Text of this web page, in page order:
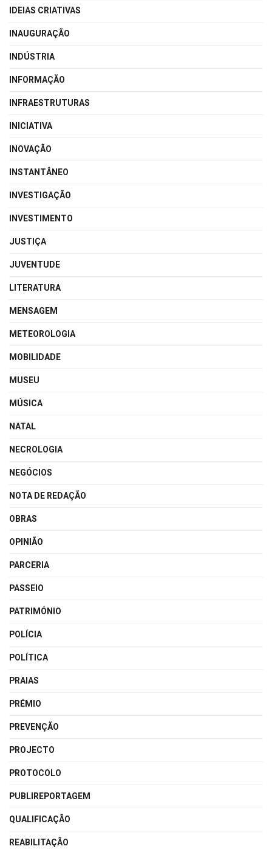
IDEIAS CRIATIVAS
INAUGURAÇÃO
INDÚSTRIA
INFORMAÇÃO
INFRAESTRUTURAS
INICIATIVA
INOVAÇÃO
INSTANTÂNEO
INVESTIGAÇÃO
INVESTIMENTO
JUSTIÇA
JUVENTUDE
LITERATURA
MENSAGEM
METEOROLOGIA
MOBILIDADE
MUSEU
MÚSICA
NATAL
NECROLOGIA
NEGÓCIOS
NOTA DE REDAÇÃO
OBRAS
OPINIÃO
PARCERIA
PASSEIO
PATRIMÓNIO
POLÍCIA
POLÍTICA
PRAIAS
PRÉMIO
PREVENÇÃO
PROJECTO
PROTOCOLO
PUBLIREPORTAGEM
QUALIFICAÇÃO
REABILITAÇÃO